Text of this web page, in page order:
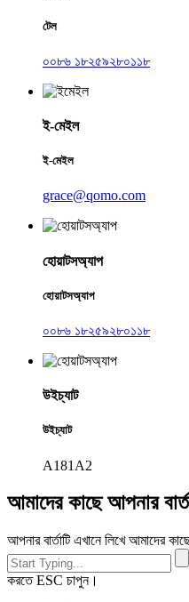
টেল
০০৮৬ ১৮২৫৯২৮০১১৮
ই-মেইল
ই-মেইল
grace@qomo.com
হোয়াটসঅ্যাপ
হোয়াটসঅ্যাপ
০০৮৬ ১৮২৫৯২৮০১১৮
উইচ্যাট
উইচ্যাট
A181A2
আমাদের কাছে আপনার
আপনার বার্তাটি এখানে লিখে আমাদের
করতে ESC চাপুন।